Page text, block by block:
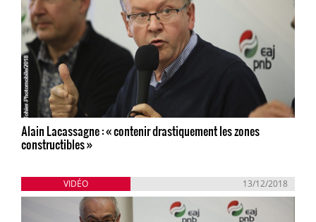
Alain Lacassagne : « contenir drastiquement les zones
constructibles »
VIDÉO 13/12/2018